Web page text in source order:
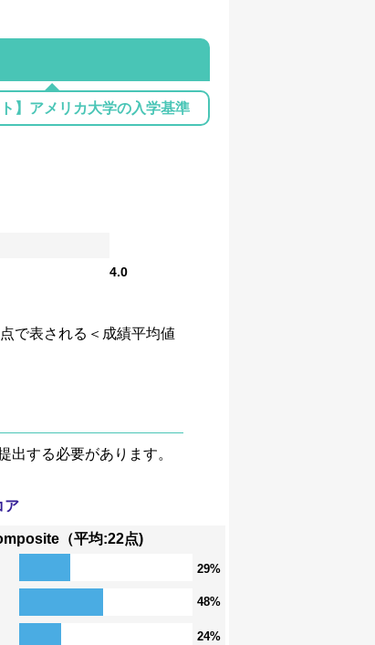
ト】アメリカ大学の入学基準
4.0
で表される＜成績平均値
する必要があります。
ア
（平均:22点)
29%
48%
24%